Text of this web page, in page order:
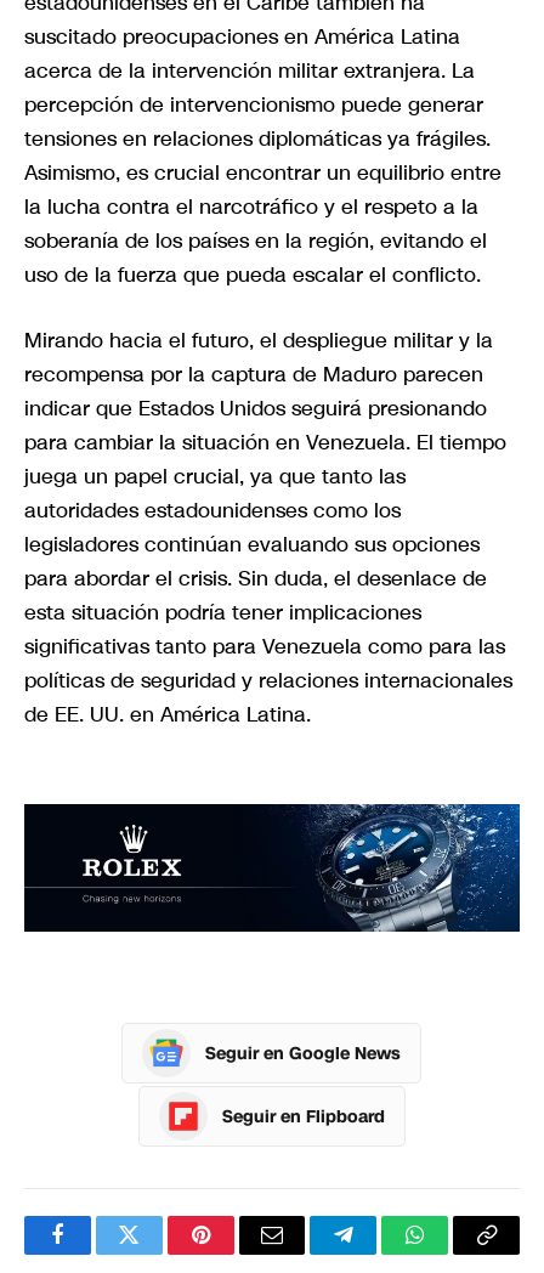
suscitado preocupaciones en América Latina
acerca de la intervención militar extranjera. La
percepción de intervencionismo puede generar
tensiones en relaciones diplomáticas ya frágiles.
Asimismo, es crucial encontrar un equilibrio entre
la lucha contra el narcotráfico y el respeto a la
soberanía de los países en la región, evitando el
uso de la fuerza que pueda escalar el conflicto.
Mirando hacia el futuro, el despliegue militar y la
recompensa por la captura de Maduro parecen
indicar que Estados Unidos seguirá presionando
para cambiar la situación en Venezuela. El tiempo
juega un papel crucial, ya que tanto las
autoridades estadounidenses como los
legisladores continúan evaluando sus opciones
para abordar el crisis. Sin duda, el desenlace de
esta situación podría tener implicaciones
significativas tanto para Venezuela como para las
políticas de seguridad y relaciones internacionales
de EE. UU. en América Latina.
Seguir en Google News
Seguir en Flipboard
FacebookTwitterPinterestCorreoTelegramWhatsApp